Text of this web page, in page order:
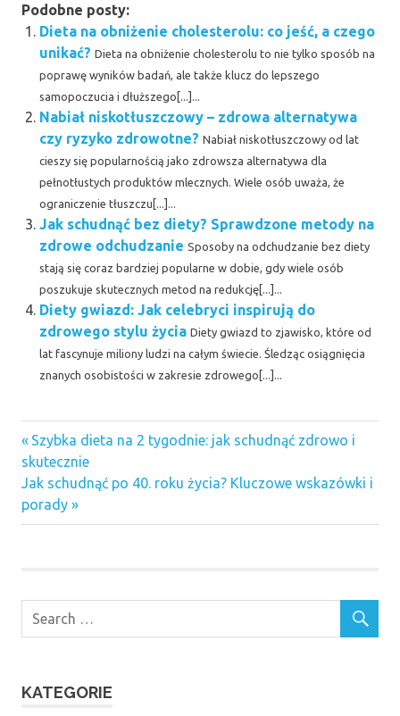
Podobne posty:
Dieta na obniżenie cholesterolu: co jeść, a czego
unikać? Dieta na obniżenie cholesterolu to nie tylko sposób na
poprawę wyników badań, ale także klucz do lepszego
samopoczucia i dłuższego[...]...
Nabiał niskotłuszczowy – zdrowa alternatywa
czy ryzyko zdrowotne? Nabiał niskotłuszczowy od lat
cieszy się popularnością jako zdrowsza alternatywa dla
pełnotłustych produktów mlecznych. Wiele osób uważa, że
ograniczenie tłuszczu[...]...
Jak schudnąć bez diety? Sprawdzone metody na
zdrowe odchudzanie Sposoby na odchudzanie bez diety
stają się coraz bardziej popularne w dobie, gdy wiele osób
poszukuje skutecznych metod na redukcję[...]...
Diety gwiazd: Jak celebryci inspirują do
zdrowego stylu życia Diety gwiazd to zjawisko, które od
lat fascynuje miliony ludzi na całym świecie. Śledząc osiągnięcia
znanych osobistości w zakresie zdrowego[...]...
Nawigacja
wpisu
Previous
Post:
Szybka dieta na 2 tygodnie: jak schudnąć zdrowo i
skutecznie
Next
Post:
Jak schudnąć po 40. roku życia? Kluczowe wskazówki i
porady
KATEGORIE